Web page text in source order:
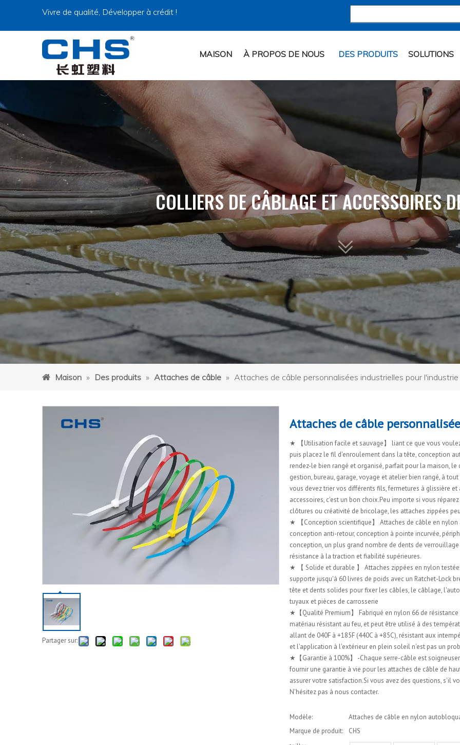
Vivre de qualité, Développer à crédit !
MAISON À PROPOS DE NOUS DES PRODUITS SOLUTIONS
COLLIERS DE CÂBLAGE ET ACCESSOIRES
Maison » Des produits » Attaches de câble » Attaches de câble personnalisées industrielles pour l'industrie
Partager sur:
Attaches de câble
★ 【Utilisation facile et sauvage】 liant ce que vous
puis placez le fil d'enroulement dans la tête, conception
rendez-le bien rangé et organisé, parfait pour la maison, le
gestion, bureau, garage, voyage et atelier bien rangé, à
vous devez trier vos différents fils, fermetures à glissière et
accessoires, c'est un bon choix.Peu importe si vous réparez
clôtures ou créativité de bricolage, les attaches zippées
★ 【Conception scientifique】 Attaches de câble en
conception anti-retour, conception à pointe incurvée,
conception, un plus grand nombre de dents de
résistance à la traction et fiabilité supérieures.
★ 【 Solide et durable 】 Attaches zippées en nylon
supporte jusqu'à 60 livres de poids avec un Ratchet-Lock
tête et dents solides pour fixer les câbles, le câblage,
tuyaux et pièces de carrosserie
★【Qualité Premium】 Fabriqué en nylon 66 de
matériau résistant au feu, et peut être utilisé à des
allant de 040F à +185F (440C à +85C), résistant aux
et l'application à l'extérieur en plein soleil n'est pas un
★【Garantie à 100%】 -Chaque serre-câble est
fournir une garantie à vie pour les attaches de câble de
assurer votre satisfaction.Si vous avez des questions, s'il
N'hésitez pas à nous contacter.
Modèle:
Attaches de câble en nylon
Marque de produit:
CHS